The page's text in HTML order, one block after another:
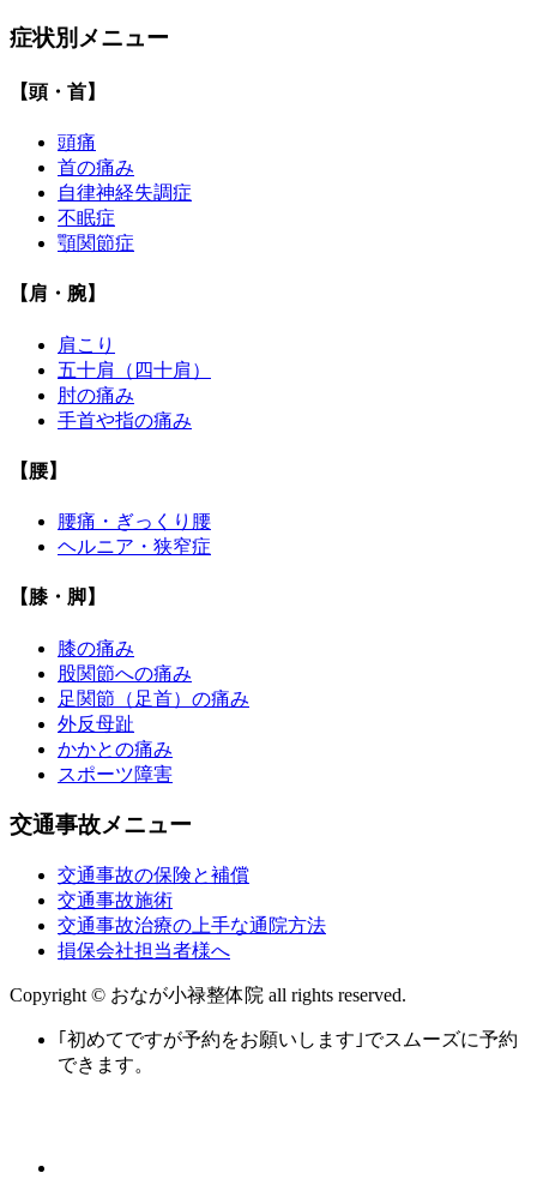
症状別メニュー
【頭・首】
頭痛
首の痛み
自律神経失調症
不眠症
顎関節症
【肩・腕】
肩こり
五十肩（四十肩）
肘の痛み
手首や指の痛み
【腰】
腰痛・ぎっくり腰
ヘルニア・狭窄症
【膝・脚】
膝の痛み
股関節への痛み
足関節（足首）の痛み
外反母趾
かかとの痛み
スポーツ障害
交通事故メニュー
交通事故の保険と補償
交通事故施術
交通事故治療の上手な通院方法
損保会社担当者様へ
Copyright © おなが小禄整体院 all rights reserved.
｢初めてですが予約をお願いします｣でスムーズに予約
できます。